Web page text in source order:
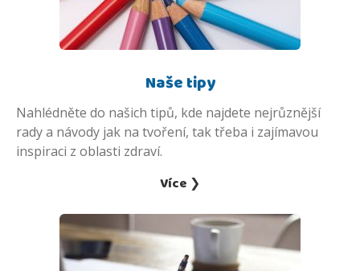
Naše tipy
Nahlédněte do našich tipů, kde najdete nejrůznější
rady a návody jak na tvoření, tak třeba i zajímavou
inspiraci z oblasti zdraví.
Více ❯